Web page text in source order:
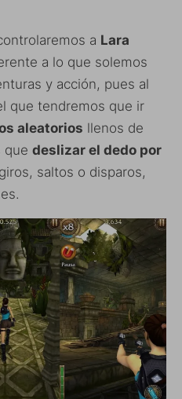
a Lara
a lo que solemos
y acción, pues al
que tendremos que ir
aleatorios llenos de
que deslizar el dedo por
saltos o disparos,